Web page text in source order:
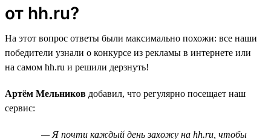
от hh.ru?
На этот вопрос ответы были максимально похожи: все наши
победители узнали о конкурсе из рекламы в интернете или
на самом hh.ru и решили дерзнуть!
Артём Мельников добавил, что регулярно посещает наш
сервис:
— Я почти каждый день захожу на hh.ru, чтобы